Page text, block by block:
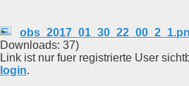
Downloads: 37)
Link ist nur fuer registrierte User
login.